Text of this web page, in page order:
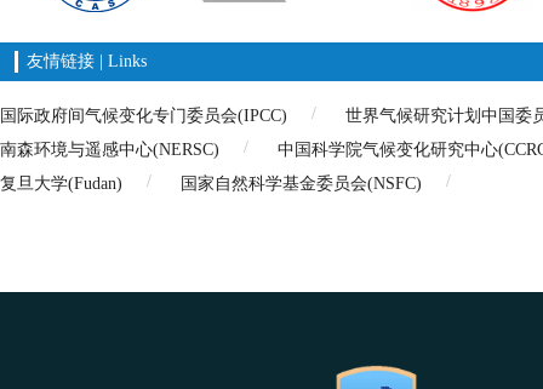
友情链接 | Links
国际政府间气候变化专门委员会(IPCC)
世界气候研究计划中国委
南森环境与遥感中心(NERSC)
中国科学院气候变化研究中心
复旦大学(Fudan)
国家自然科学基金委员会(NSFC)